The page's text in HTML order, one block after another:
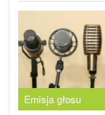
Emisja głosu